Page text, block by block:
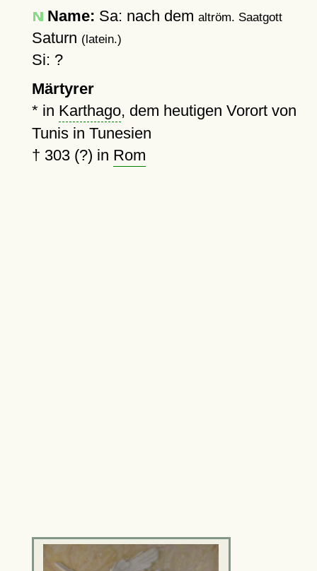
Name: Sa: nach dem altröm. Saatgott
Saturn (latein.)
Si: ?
Märtyrer
* in Karthago, dem heutigen Vorort von
Tunis in Tunesien
† 303 (?) in Rom